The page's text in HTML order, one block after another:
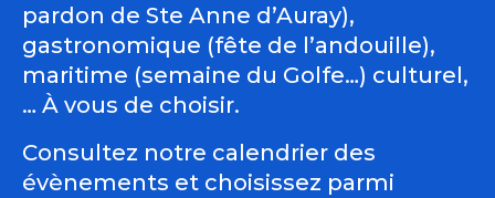
pardon de Ste Anne d’Auray),
gastronomique (fête de l’andouille),
maritime (semaine du Golfe…) culturel,
… À vous de choisir.
Consultez notre calendrier des
évènements et choisissez parmi